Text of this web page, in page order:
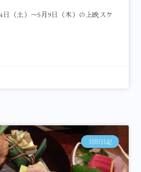
日（土）～5月9日（木）の上映スケ
日田日記